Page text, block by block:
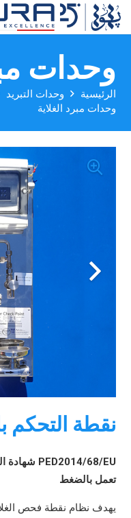
وحدات
الرئيسية وحدات التبريد
وحدات مبرد الغلاية
نقطة التحكم
PED2014/68/EU شهادة
تعمل بالضغط
يهدف نظام نقطة فحص